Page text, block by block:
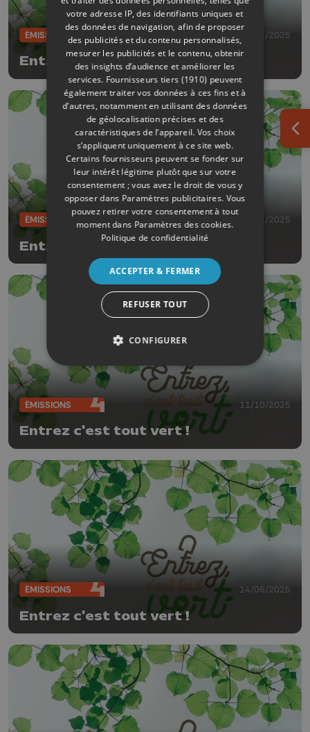
ÉMISSIONS 13/12/2025
Entrez c'est tout vert !
ÉMISSIONS 15/11/2025
Entrez c'est tout vert !
ÉMISSIONS 11/10/2025
Entrez c'est tout vert !
ÉMISSIONS 14/06/2025
Entrez c'est tout vert !
votre adresse IP, des identifiants uniques et
des données de navigation, afin de proposer
des publicités et du contenu personnalisés,
mesurer les publicités et le contenu, obtenir
des insights d’audience et améliorer les
services. Fournisseurs tiers (1910) peuvent
également traiter vos données à ces fins et à
d’autres, notamment en utilisant des données
de géolocalisation précises et des
caractéristiques de l’appareil. Vos choix
s’appliquent uniquement à ce site web.
Certains fournisseurs peuvent se fonder sur
leur intérêt légitime plutôt que sur votre
consentement ; vous avez le droit de vous y
opposer dans Paramètres publicitaires. Vous
pouvez retirer votre consentement à tout
moment dans Paramètres des cookies.
Politique de confidentialité
ACCEPTER & FERMER
REFUSER TOUT
CONFIGURER